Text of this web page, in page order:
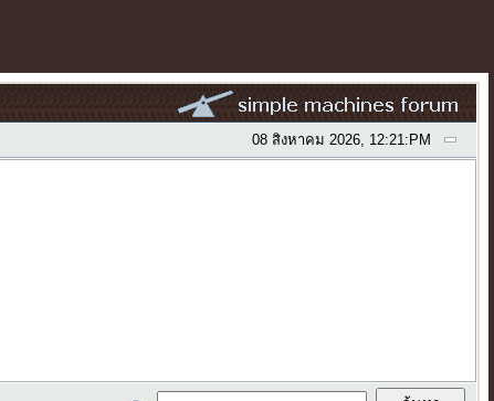
08 สิงหาคม 2026, 12:21:PM